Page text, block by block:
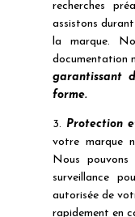
recherches
assistons
la marque.
documentation
garantissant
forme.
3. Protection
votre marque
Nous
surveillance
autorisée de
rapidement en